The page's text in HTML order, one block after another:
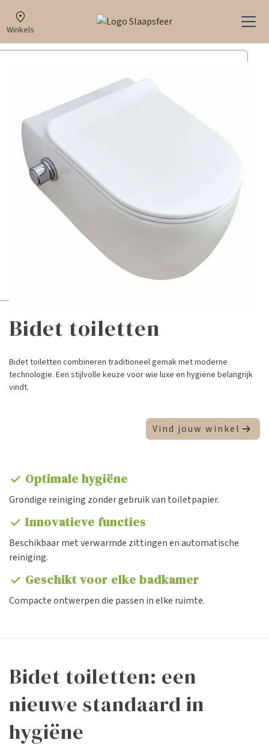
Winkels
Bidet toiletten
Bidet toiletten combineren traditioneel gemak met moderne
technologie. Een stijlvolle keuze voor wie luxe en hygiëne belangrijk
vindt.
Vind jouw winkel
check Optimale hygiëne
Grondige reiniging zonder gebruik van toiletpapier.
check Innovatieve functies
Beschikbaar met verwarmde zittingen en automatische
reiniging.
check Geschikt voor elke badkamer
Compacte ontwerpen die passen in elke ruimte.
Bidet toiletten: een
nieuwe standaard in
hygiëne